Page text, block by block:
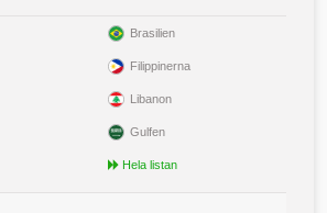
Brasilien
Filippinerna
Libanon
Gulfen
Hela listan